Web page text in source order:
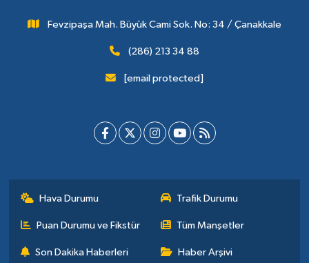
Fevzipaşa Mah. Büyük Cami Sok. No: 34 / Çanakkale
(286) 213 34 88
[email protected]
Hava Durumu Trafik Durumu
Puan Durumu ve Fikstür Tüm Manşetler
Son Dakika Haberleri Haber Arşivi